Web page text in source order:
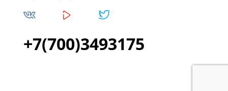
+7(700)3493175